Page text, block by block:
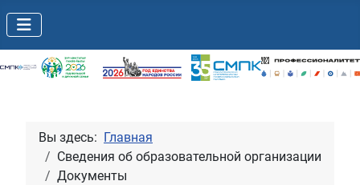
Вы здесь: Главная
Сведения об образовательной организации
Документы